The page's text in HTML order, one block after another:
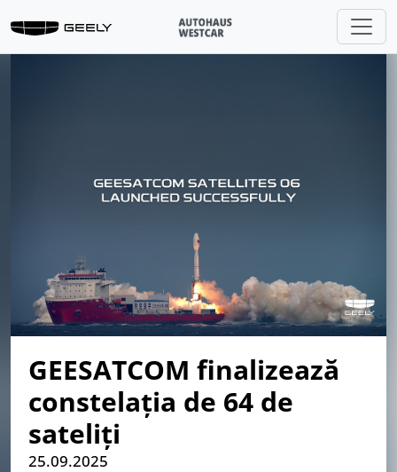
GEESATCOM finalizează
constelația de 64 de
sateliți
25.09.2025